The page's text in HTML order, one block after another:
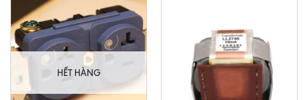
HẾT HÀNG